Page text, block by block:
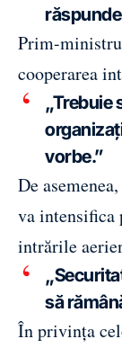
Prim-
cooperarea
„Trebuie
vorbe.”
De
va intensifica
intrările
să
În privinţa